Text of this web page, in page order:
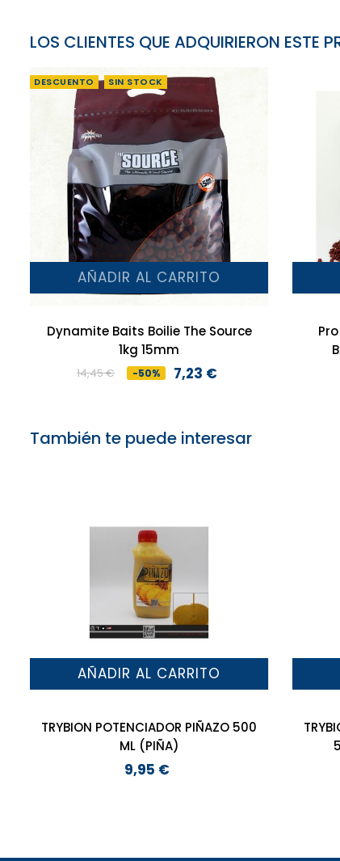
LOS CLIENTES QUE ADQUIRIERON ESTE
DESCUENTO SIN STOCK
AÑADIR AL CARRITO
Dynamite Baits Boilie The Source
1kg 15mm
Precio
14,45 € -50%
Precio7,23 €
También te puede interesar
AÑADIR AL CARRITO
TRYBION POTENCIADOR PIÑAZO 500
ML (PIÑA)
Precio
9,95 €